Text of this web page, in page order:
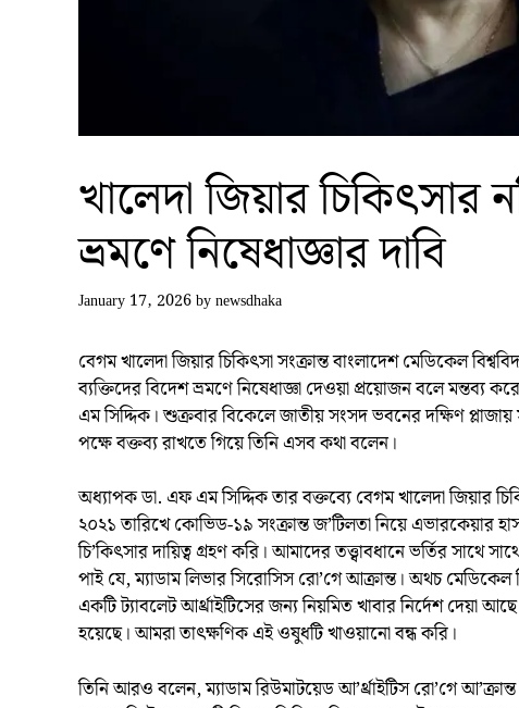
খালেদা জিয়ার চিকিৎসার
ভ্রমণে নিষেধাজ্ঞার দাবি
January 17, 2026bynewsdhaka
বেগম খালেদা জিয়ার চিকিৎসা সংক্রান্ত বাংলাদেশ মেডিকেল
ব্যক্তিদের বিদেশ ভ্রমণে নিষেধাজ্ঞা দেওয়া প্রয়োজন বলে
এম সিদ্দিক। শুক্রবার বিকেলে জাতীয় সংসদ ভবনের দক্ষিণ
পক্ষে বক্তব্য রাখতে গিয়ে তিনি এসব কথা বলেন।
অধ্যাপক ডা. এফ এম সিদ্দিক তার বক্তব্যে বেগম খালেদা জিয়ার
২০২১ তারিখে কোভিড-১৯ সংক্রান্ত জ’টিলতা নিয়ে এভারকেয়ার
চি’কিৎসার দায়িত্ব গ্রহণ করি। আমাদের তত্ত্বাবধানে ভর্তির সাথে
পাই যে, ম্যাডাম লিভার সিরোসিস রো’গে আক্রান্ত। অথচ মেডিকেল
একটি ট্যাবলেট আর্থ্রাইটিসের জন্য নিয়মিত খাবার নির্দেশ দেয়া
হয়েছে। আমরা তাৎক্ষণিক এই ওষুধটি খাওয়ানো বন্ধ করি।
তিনি আরও বলেন, ম্যাডাম রিউমাটয়েড আ’র্থ্রাইটিস রো’গে